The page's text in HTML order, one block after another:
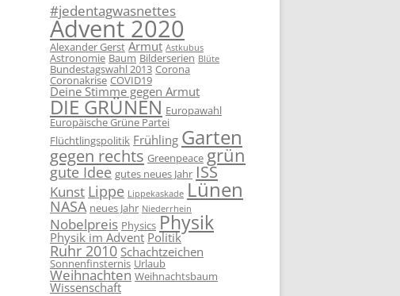
#jedentagwasnettes
Advent 2020
Alexander Gerst Armut Astkubus
Astronomie Baum Bilderserien Blüte
Bundestagswahl 2013 Corona
Coronakrise COVID19
Deine Stimme gegen Armut
DIE GRÜNEN Europawahl
Europäische Grüne Partei
Flüchtlingspolitik Frühling Garten
gegen rechts Greenpeace grün
gute Idee gutes neues Jahr ISS
Kunst Lippe Lippekaskade Lünen
NASA neues Jahr Niederrhein
Nobelpreis Physics Physik
Physik im Advent Politik
Ruhr 2010 Schachtzeichen
Sonnenfinsternis Urlaub
Weihnachten Weihnachtsbaum
Wissenschaft